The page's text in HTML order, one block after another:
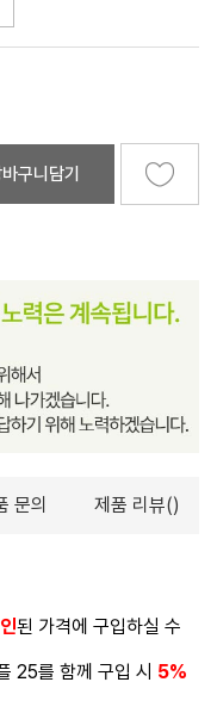
구니담기
문의 제품 리뷰()
된 가격에 구입하실 수
25를 함께 구입 시 5%